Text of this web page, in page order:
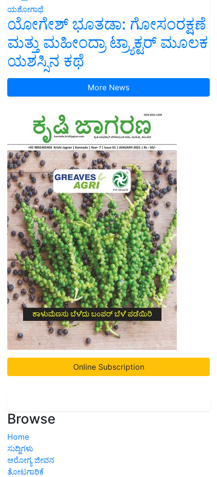
ಯಶೋಗಾಥೆ
ಯೋಗೇಶ್ ಭೂತಡಾ: ಗೋಸಂರಕ್ಷಣೆ
ಮತ್ತು ಮಹೀಂದ್ರಾ ಟ್ರ್ಯಾಕ್ಟರ್ ಮೂಲಕ
ಯಶಸ್ಸಿನ ಕಥೆ
More News
Online Subscription
Browse
Home
ಸುದ್ದಿಗಳು
ಆರೋಗ್ಯ ಜೀವನ
ತೋಟಗಾರಿಕೆ